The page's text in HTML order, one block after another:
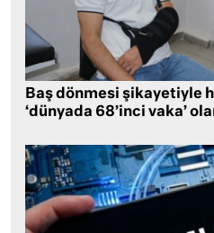
Baş dönmesi şikayetiyle
‘dünyada 68’inci vaka’